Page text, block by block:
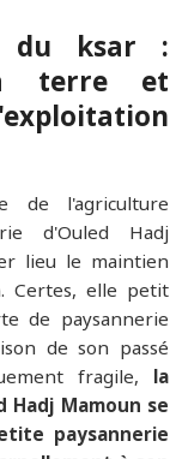
du ksar :
terre et
de l'agriculture
d'Ouled Hadj
lieu le maintien
Certes, elle petit
de paysannerie
de son passé
fragile, la
Mamoun se
paysannerie